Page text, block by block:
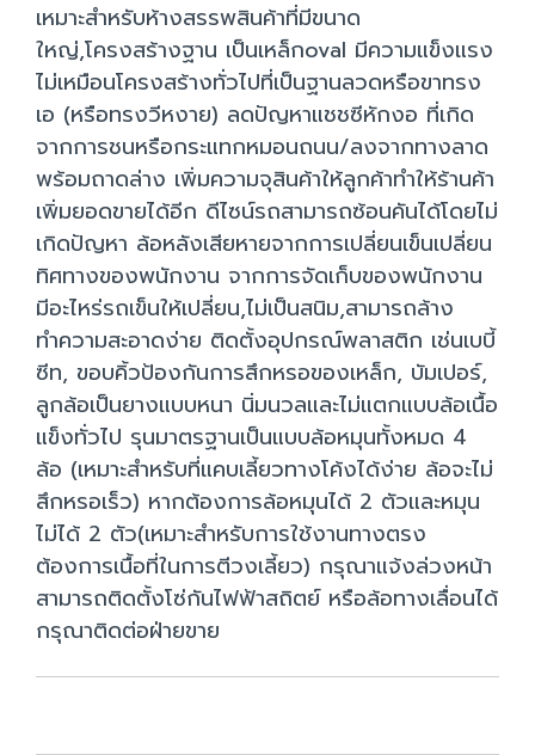
เหมาะสำหรับห้างสรรพสินค้าที่มีขนาด
ใหญ่,โครงสร้างฐาน เป็นเหล็กoval มีความแข็งแรง
ไม่เหมือนโครงสร้างทั่วไปที่เป็นฐานลวดหรือขาทรง
เอ (หรือทรงวีหงาย) ลดปัญหาแชชซีหักงอ ที่เกิด
จากการชนหรือกระแทกหมอนถนน/ลงจากทางลาด
พร้อมถาดล่าง เพิ่มความจุสินค้าให้ลูกค้าทำให้ร้านค้า
เพิ่มยอดขายได้อีก ดีไซน์รถสามารถซ้อนคันได้โดยไม่
เกิดปัญหา ล้อหลังเสียหายจากการเปลี่ยนเข็นเปลี่ยน
ทิศทางของพนักงาน จากการจัดเก็บของพนักงาน
มีอะไหร่รถเข็นให้เปลี่ยน,ไม่เป็นสนิม,สามารถล้าง
ทำความสะอาดง่าย ติดตั้งอุปกรณ์พลาสติก เช่นเบบี้
ซีท, ขอบคิ้วป้องกันการสึกหรอของเหล็ก, บัมเปอร์,
ลูกล้อเป็นยางแบบหนา นิ่มนวลและไม่แตกแบบล้อเนื้อ
แข็งทั่วไป รุนมาตรฐานเป็นแบบล้อหมุนทั้งหมด 4
ล้อ (เหมาะสำหรับที่แคบเลี้ยวทางโค้งได้ง่าย ล้อจะไม่
สึกหรอเร็ว) หากต้องการล้อหมุนได้ 2 ตัวและหมุน
ไม่ได้ 2 ตัว(เหมาะสำหรับการใช้งานทางตรง
ต้องการเนื้อที่ในการตีวงเลี้ยว) กรุณาแจ้งล่วงหน้า
สามารถติดตั้งโซ่กันไฟฟ้าสถิตย์ หรือล้อทางเลื่อนได้
กรุณาติดต่อฝ่ายขาย